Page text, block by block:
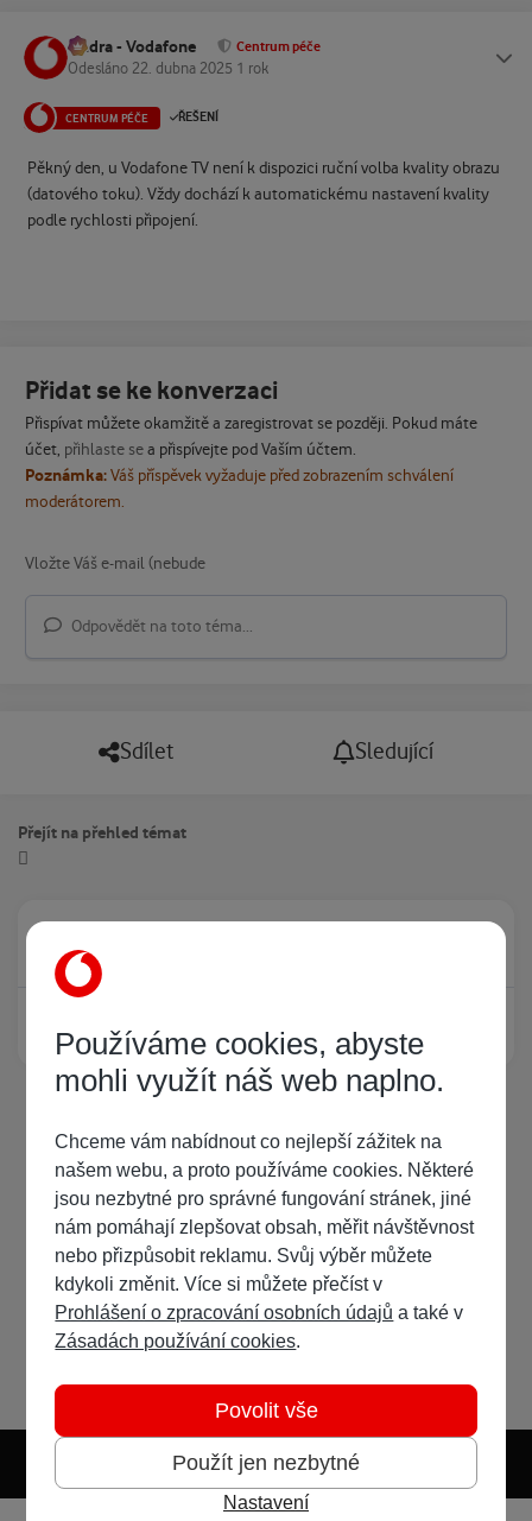
Ondra - Vodafone Centrum péče
Odesláno 22. dubna 2025 1 rok
CENTRUM PÉČE ŘEŠENÍ
Pěkný den, u Vodafone TV není k dispozici ruční volba kvality obrazu
(datového toku). Vždy dochází k automatickému nastavení kvality
podle rychlosti připojení.
Přidat se ke konverzaci
Přispívat můžete okamžitě a zaregistrovat se později. Pokud máte
účet, přihlaste sea přispívejte pod Vaším účtem.
Poznámka:Váš příspěvek vyžaduje před zobrazením schválení
moderátorem.
Odpovědět na toto téma...
Sdílet Sledující
Přejít na přehled témat
Právě prohlíží tuto stránku
Žádný registrovaný uživatel si neprohlíží tuto stránku
Světlý režim Předvolba systému
Používáme cookies, abyste
mohli využít náš web naplno.
Chceme vám nabídnout co nejlepší zážitek na
našem webu, a proto používáme cookies. Některé
jsou nezbytné pro správné fungování stránek, jiné
nám pomáhají zlepšovat obsah, měřit návštěvnost
nebo přizpůsobit reklamu. Svůj výběr můžete
kdykoli změnit. Více si můžete přečíst v
Prohlášení o zpracování osobních údajů a také v
Zásadách používání cookies.
Použít jen nezbytné
Povolit vše
Nastavení